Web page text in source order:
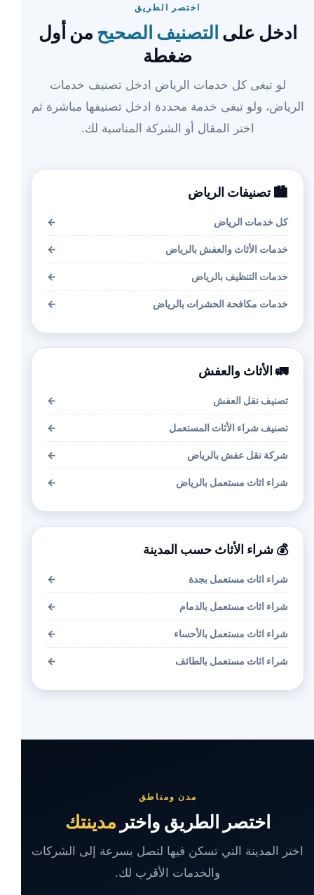
اختصر الطريق
ادخل على التصنيف الصحيح من أول
ضغطة
لو تبغى كل خدمات الرياض ادخل تصنيف خدمات
الرياض، ولو تبغى خدمة محددة ادخل تصنيفها مباشرة ثم
اختر المقال أو الشركة المناسبة لك.
🏙️ تصنيفات الرياض
كل خدمات الرياض ←
خدمات الأثاث والعفش بالرياض ←
خدمات التنظيف بالرياض ←
خدمات مكافحة الحشرات بالرياض ←
🚛 الأثاث والعفش
تصنيف نقل العفش ←
تصنيف شراء الأثاث المستعمل ←
شركة نقل عفش بالرياض ←
شراء اثاث مستعمل بالرياض ←
💰 شراء الأثاث حسب المدينة
شراء اثاث مستعمل بجدة ←
شراء اثاث مستعمل بالدمام ←
شراء اثاث مستعمل بالأحساء ←
شراء اثاث مستعمل بالطائف ←
مدن ومناطق
اختصر الطريق واختر مدينتك
اختر المدينة التي تسكن فيها لتصل بسرعة إلى الشركات
والخدمات الأقرب لك.